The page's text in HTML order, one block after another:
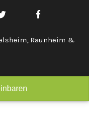
Raunheim &